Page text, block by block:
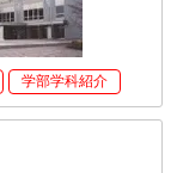
学部学科紹介